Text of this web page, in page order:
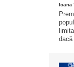
Ioana
dacă